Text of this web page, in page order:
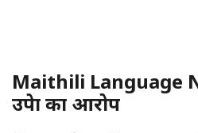
Maithili Language
उपेक्षा का आरोप